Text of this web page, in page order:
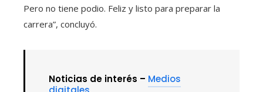
Pero no tiene podio. Feliz y listo para preparar la
carrera”, concluyó.
Noticias de interés – Medios